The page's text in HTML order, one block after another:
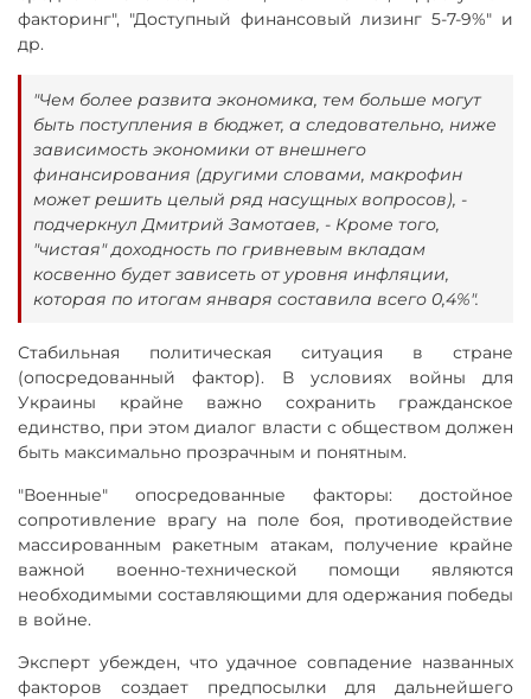
факторинг", "Доступный финансовый лизинг 5-7-9%" и
др.
"Чем более развита экономика, тем больше могут
быть поступления в бюджет, а следовательно, ниже
зависимость экономики от внешнего
финансирования (другими словами, макрофин
может решить целый ряд насущных вопросов), -
подчеркнул Дмитрий Замотаев, - Кроме того,
"чистая" доходность по гривневым вкладам
косвенно будет зависеть от уровня инфляции,
которая по итогам января составила всего 0,4%".
Стабильная политическая ситуация в стране
(опосредованный фактор). В условиях войны для
Украины крайне важно сохранить гражданское
единство, при этом диалог власти с обществом должен
быть максимально прозрачным и понятным.
"Военные" опосредованные факторы: достойное
сопротивление врагу на поле боя, противодействие
массированным ракетным атакам, получение крайне
важной военно-технической помощи являются
необходимыми составляющими для одержания победы
в войне.
Эксперт убежден, что удачное совпадение названных
факторов создает предпосылки для дальнейшего